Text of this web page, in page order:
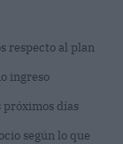
respecto al plan
ingreso
próximos días
según lo que